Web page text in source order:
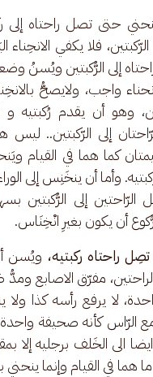
حتى تصل راحتاه إلى
فلا يكفي الانحِناء
إلى الرُّكبتين ويُسنُ
واجب، ولايصحُّ
وهو أن يقدم
إلى الرّكبتين.. ليس
كما هما في القيام
وأما أن ينخَنِس إلى
إلى الرُّكبتين
أن يكون بغيرِ انْخِنَاس.
راحتاه ركبتيه، ويُسن
مفرّق الاصابع
لا يرفع رأسه كذا ولا
الرّاس كأنه صحيفة
الى الخَلف برجليه إلا
هما في القيام وإنما